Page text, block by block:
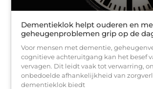
Dementieklok helpt ouderen en
geheugenproblemen grip op de
Voor mensen met dementie,
cognitieve achteruitgang kan het besef
vervagen. Dit leidt vaak tot verwarring,
onbedoelde afhankelijkheid van
dementieklok biedt